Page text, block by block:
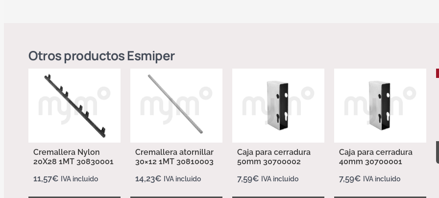
Otros productosEsmiper
Cremallera Nylon
20X28 1MT 30830001
11,57€ IVA incluido
Cremallera atornillar
30×12 1MT 30810003
14,23€ IVA incluido
Caja para cerradura
50mm 30700002
7,59€ IVA incluido
Caja para cerradura
40mm 30700001
7,59€ IVA incluido